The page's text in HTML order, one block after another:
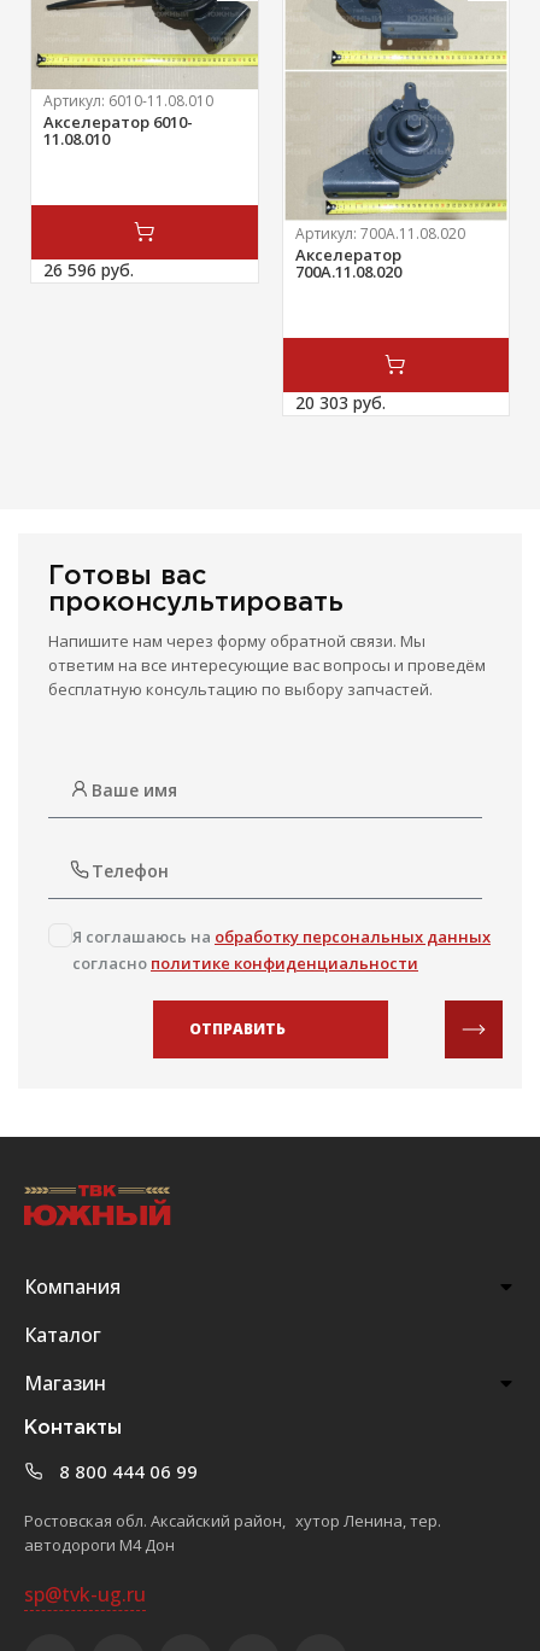
Артикул: 6010-11.08.010
Акселератор 6010-
11.08.010
26 596 руб.
Артикул: 700А.11.08.020
Акселератор
700А.11.08.020
20 303 руб.
Готовы вас
проконсультировать
Напишите нам через форму обратной связи. Мы
ответим на все интересующие вас вопросы и проведём
бесплатную консультацию по выбору запчастей.
Я соглашаюсь на обработку персональных данных
согласно политике конфиденциальности
ОТПРАВИТЬ
Компания
Каталог
Магазин
Контакты
8 800 444 06 99
Ростовская обл. Аксайский район, хутор Ленина, тер.
автодороги М4 Дон
sp@tvk-ug.ru